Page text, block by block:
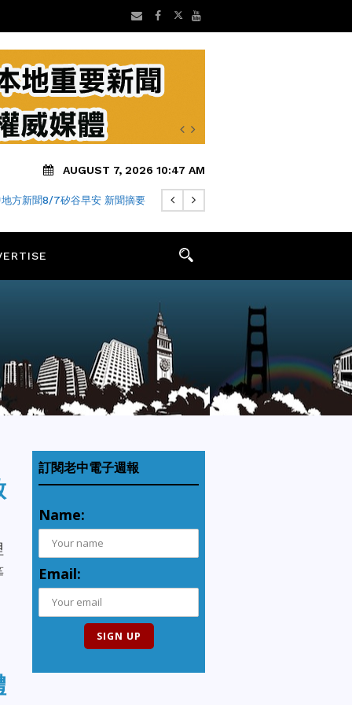
AUGUST 7, 2026 10:47 AM
地方新聞8/7矽谷早安 新聞摘要
訂閱老中電子週報
Name:
Email: